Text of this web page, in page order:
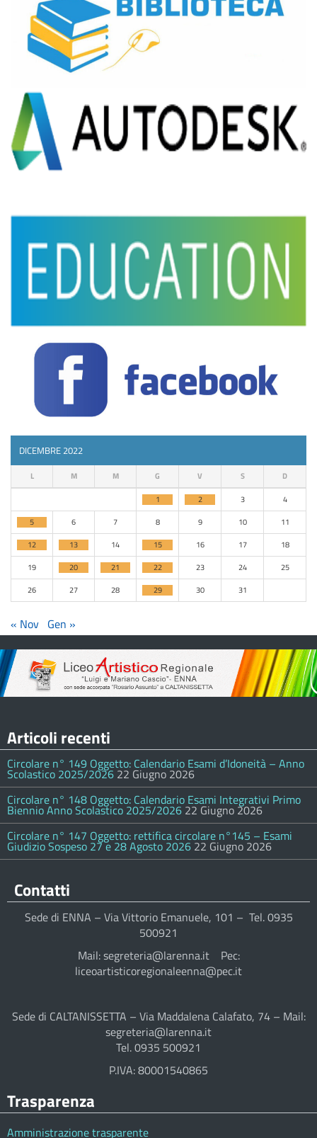
DICEMBRE 2022
L M M G V S D
1 2 3
4
5
6 7 8 9 10
11
12
13 14 15 16 17
18
19
20 21 22 23 24
25
26
27 28 29 30 31
« Nov Gen »
Articoli recenti
Circolare n° 149 Oggetto: Calendario Esami d’Idoneità – Anno
Scolastico 2025/2026 22 Giugno 2026
Circolare n° 148 Oggetto: Calendario Esami Integrativi Primo
Biennio Anno Scolastico 2025/2026 22 Giugno 2026
Circolare n° 147 Oggetto: rettifica circolare n°145 – Esami
Giudizio Sospeso 27 e 28 Agosto 2026 22 Giugno 2026
Contatti
Sede di ENNA – Via Vittorio Emanuele, 101 – Tel. 0935
500921
Mail: segreteria@larenna.it Pec:
liceoartisticoregionaleenna@pec.it
Sede di CALTANISSETTA – Via Maddalena Calafato, 74 – Mail:
segreteria@larenna.it
Tel. 0935 500921
P.IVA: 80001540865
Trasparenza
Amministrazione trasparente